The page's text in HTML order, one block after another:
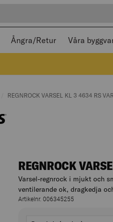
Ångra/Retur Våra
CURRENT PAGE:
CURRENT PAGE:
REGNROCK VARSEL KL 3 4634 RS
REGNROCK
Varsel-regnrock i mjukt och
ventilerande ok, dragkedja
Artikelnr. 006345255